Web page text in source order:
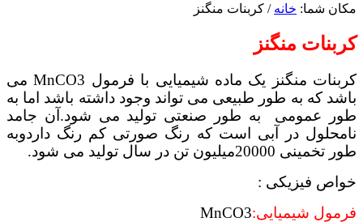
مکان شما: خانه / کربنات منگنز
کربنات منگنز
کربنات منگنز یک ماده شیمیایی با فرمول MnCO3 می
باشد که به طور طبیعی می تواند وجود داشته باشد اما به
طور عمومی به طور صنعتی تولید می شود.آن جامد
نامحلول در آبی است که رنگ صورتی کم رنگ داردوبه
طور تخمینی 20000میلیون تن در سال تولید می شود.
خواص فیزیکی :
فرمول شیمیایی:MnCO3